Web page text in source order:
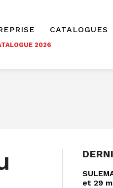
CATALOGUES
2026
et 29